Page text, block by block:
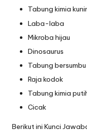
Tabung kimia
Laba-laba
Mikroba hijau
Dinosaurus
Tabung bersumbu
Raja kodok
Tabung kimia
Cicak
Berikut ini Kunci